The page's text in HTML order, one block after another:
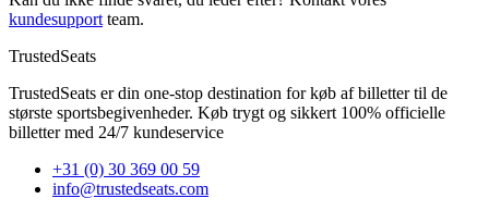
kundesupport team.
TrustedSeats
TrustedSeats er din one-stop destination for køb af billetter til de
største sportsbegivenheder. Køb trygt og sikkert 100% officielle
billetter med 24/7 kundeservice
+31 (0) 30 369 00 59
info@trustedseats.com